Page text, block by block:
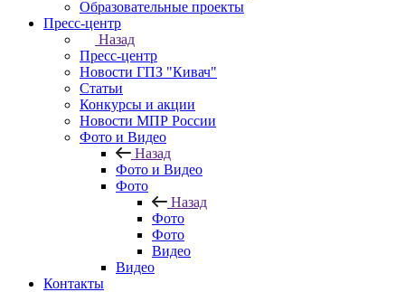
Образовательные проекты
Пресс-центр
Назад
Пресс-центр
Новости ГПЗ "Кивач"
Статьи
Конкурсы и акции
Новости МПР России
Фото и Видео
Назад
Фото и Видео
Фото
Назад
Фото
Фото
Видео
Видео
Контакты